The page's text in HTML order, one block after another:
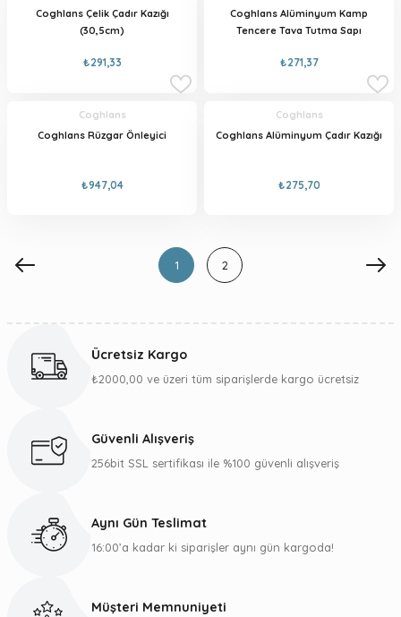
Coghlans Çelik Çadır Kazığı
(30,5cm)
₺291,33
Coghlans Alüminyum Kamp
Tencere Tava Tutma Sapı
₺271,37
Coghlans
Coghlans Rüzgar Önleyici
₺947,04
Coghlans
Coghlans Alüminyum Çadır Kazığı
₺275,70
1 2
Ücretsiz Kargo
₺2000,00 ve üzeri tüm siparişlerde kargo ücretsiz
Güvenli Alışveriş
256bit SSL sertifikası ile %100 güvenli alışveriş
Aynı Gün Teslimat
16:00’a kadar ki siparişler aynı gün kargoda!
Müşteri Memnuniyeti